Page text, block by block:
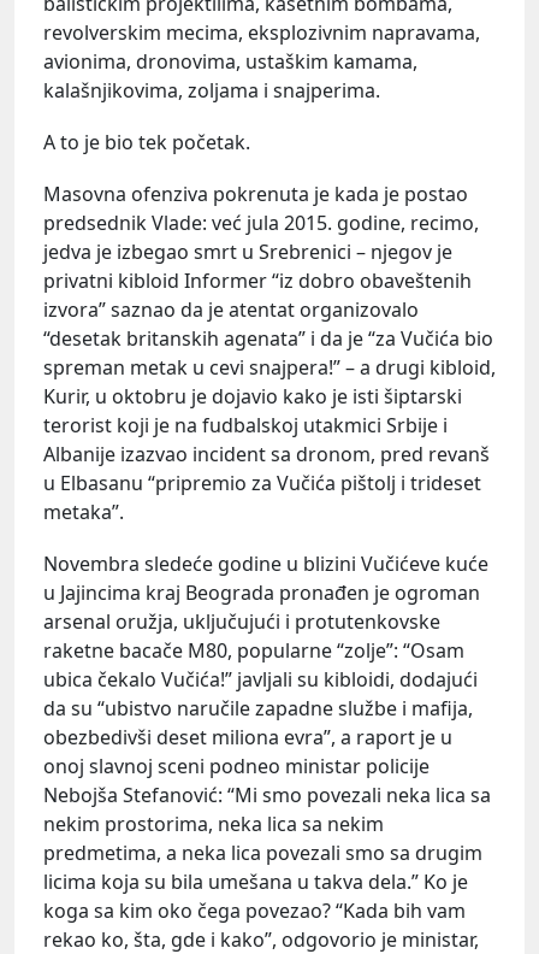
revolverskim mecima, eksplozivnim napravama,
avionima, dronovima, ustaškim kamama,
kalašnjikovima, zoljama i snajperima.
A to je bio tek početak.
Masovna ofenziva pokrenuta je kada je postao
predsednik Vlade: već jula 2015. godine, recimo,
jedva je izbegao smrt u Srebrenici – njegov je
privatni kibloid Informer “iz dobro obaveštenih
izvora” saznao da je atentat organizovalo
“desetak britanskih agenata” i da je “za Vučića bio
spreman metak u cevi snajpera!” – a drugi kibloid,
Kurir, u oktobru je dojavio kako je isti šiptarski
terorist koji je na fudbalskoj utakmici Srbije i
Albanije izazvao incident sa dronom, pred revanš
u Elbasanu “pripremio za Vučića pištolj i trideset
metaka”.
Novembra sledeće godine u blizini Vučićeve kuće
u Jajincima kraj Beograda pronađen je ogroman
arsenal oružja, uključujući i protutenkovske
raketne bacače M80, popularne “zolje”: “Osam
ubica čekalo Vučića!” javljali su kibloidi, dodajući
da su “ubistvo naručile zapadne službe i mafija,
obezbedivši deset miliona evra”, a raport je u
onoj slavnoj sceni podneo ministar policije
Nebojša Stefanović: “Mi smo povezali neka lica sa
nekim prostorima, neka lica sa nekim
predmetima, a neka lica povezali smo sa drugim
licima koja su bila umešana u takva dela.” Ko je
koga sa kim oko čega povezao? “Kada bih vam
rekao ko, šta, gde i kako”, odgovorio je ministar,